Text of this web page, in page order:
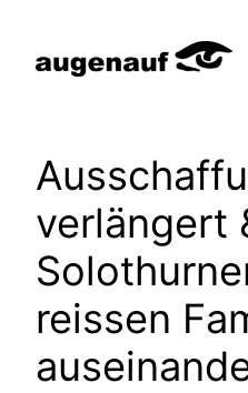
Inhalt
springen
verlängert
reissen